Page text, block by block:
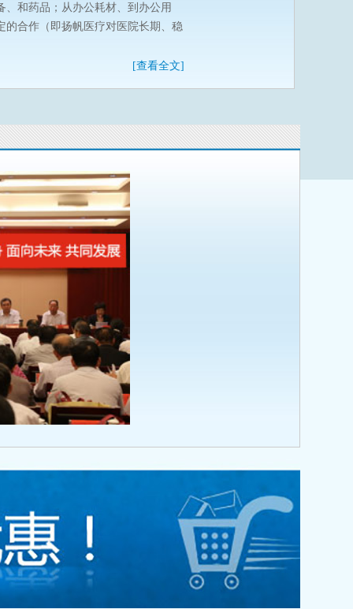
和药品；从办公耗材、到办公用
合作（即扬帆医疗对医院长期、稳
[查看全文]